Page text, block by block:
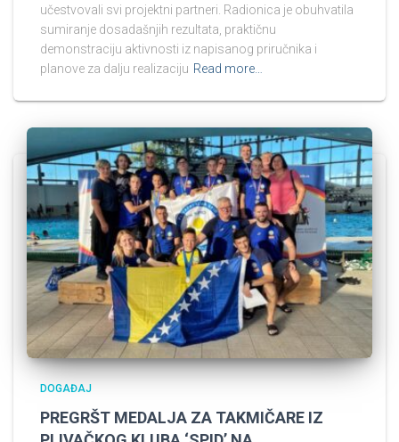
učestvovali svi projektni partneri. Radionica je obuhvatila
sumiranje dosadašnjih rezultata, praktičnu
demonstraciju aktivnosti iz napisanog priručnika i
planove za dalju realizaciju Read more…
DOGAĐAJ
PREGRŠT MEDALJA ZA TAKMIČARE IZ